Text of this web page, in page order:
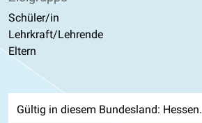
Schüler/in
Lehrkraft/Lehrende
Eltern
Gültig in diesem Bundesland: Hessen.